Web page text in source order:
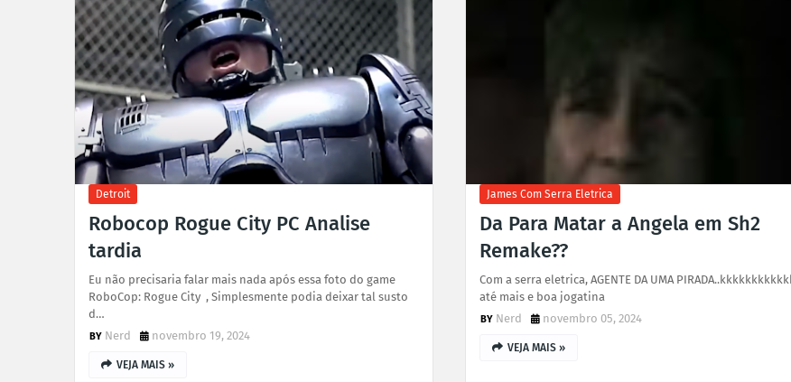
Detroit
Robocop Rogue City PC Analise
tardia
Eu não precisaria falar mais nada após essa foto do game
RoboCop: Rogue City , Simplesmente podia deixar tal susto
d…
Nerd
novembro 19, 2024
VEJA MAIS »
James Com Serra Eletrica
Da Para Matar a Angela em Sh2
Remake??
Com a serra eletrica, AGENTE DA UMA
até mais e boa jogatina
Nerd
novembro 05, 2024
VEJA MAIS »